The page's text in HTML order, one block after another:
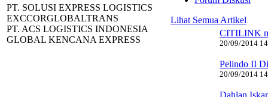
PT. SOLUSI EXPRESS LOGISTICS
EXCCORGLOBALTRANS
PT. ACS LOGISTICS INDONESIA
GLOBAL KENCANA EXPRESS
Lihat Semua Artikel
CITILINK
20/09/2014
Pelindo II
20/09/2014
Dahlan